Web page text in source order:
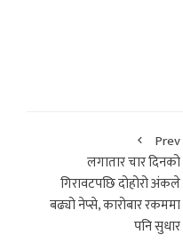
Prev
लगातार चार दिनको
गिरावटपछि दोहोरो अंकले
बढ्यो नेप्से, कारोबार रकममा
पनि सुधार